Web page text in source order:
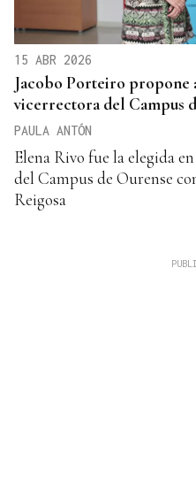
15 ABR 2026
Jacobo Porteiro propone
vicerrectora del Campus
PAULA ANTÓN
Elena Rivo fue la elegida
del Campus de Ourense
Reigosa